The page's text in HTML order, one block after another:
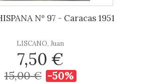
Nº 97 - Caracas 1951
LISCANO, Juan
7,50 €
15,00 € -50%